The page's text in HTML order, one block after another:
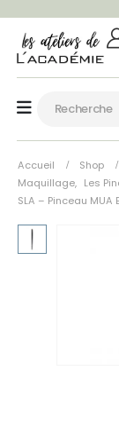
Accueil
Shop
Maquillage, Les
SLA – Pinceau MUA